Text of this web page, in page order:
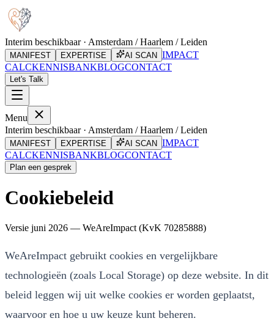
Interim beschikbaar · Amsterdam / Haarlem / Leiden
MANIFEST EXPERTISE AI SCAN IMPACT
CALCKENNISBANKBLOGCONTACT
Let's Talk
Menu
Interim beschikbaar · Amsterdam / Haarlem / Leiden
MANIFEST EXPERTISE AI SCAN IMPACT
CALCKENNISBANKBLOGCONTACT
Plan een gesprek
Cookiebeleid
Versie juni 2026 — WeAreImpact (KvK 70285888)
WeAreImpact gebruikt cookies en vergelijkbare
technologieën (zoals Local Storage) op deze website. In dit
beleid leggen wij uit welke cookies er worden geplaatst,
waarvoor en hoe u uw keuze kunt beheren.